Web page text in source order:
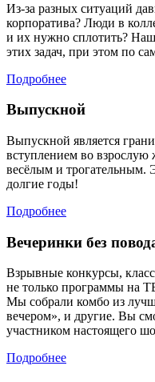
Из-за разных ситуаций
корпоратива? Люди в
и их нужно сплотить?
этих задач, при этом по
Подробнее
Выпускной
Выпускной является
вступлением во
весёлым и трогательным.
долгие годы!
Подробнее
Вечеринки без
Взрывные конкурсы,
не только программы на
Мы собрали комбо из
вечером», и другие. Вы
участником настоящего
Подробнее